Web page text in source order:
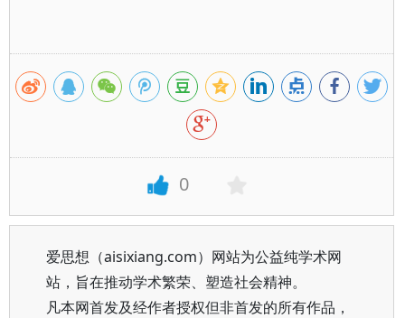
0
爱思想（aisixiang.com）网站为公益纯学术网
站，旨在推动学术繁荣、塑造社会精神。
凡本网首发及经作者授权但非首发的所有作品，